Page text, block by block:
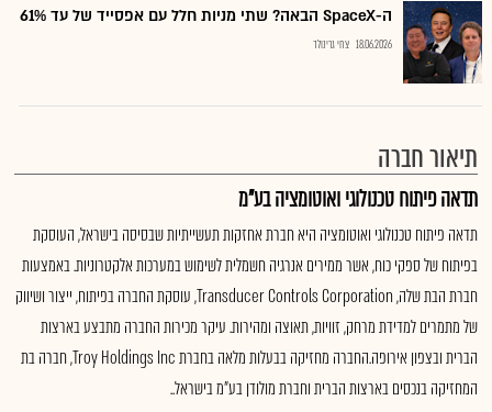
ה-SpaceX הבאה? שתי מניות חלל עם אפסייד של עד 61%
18.06.2026 צחי גרינולד
תיאור חברה
תדאה פיתוח טכנולוגי ואוטומציה בע"מ
תדאה פיתוח טכנולוגי ואוטומציה היא חברת אחזקות תעשייתיות שבסיסה בישראל, העוסקת
בפיתוח של ספקי כוח, אשר ממירים אנרגיה חשמלית לשימוש במערכות אלקטרוניות. באמצעות
חברת הבת שלה, Transducer Controls Corporation, עוסקת החברה בפיתוח, ייצור ושיווק
של מתמרים למדידת מרחק, זוויות, תאוצה ומהירות. עיקר מכירות החברה מתבצע בארצות
הברית ובצפון אירופה.החברה מחזיקה בבעלות מלאה בחברת Troy Holdings Inc, חברה בת
המחזיקה בנכסים בארצות הברית וחברת מולודן בע"מ בישראל..